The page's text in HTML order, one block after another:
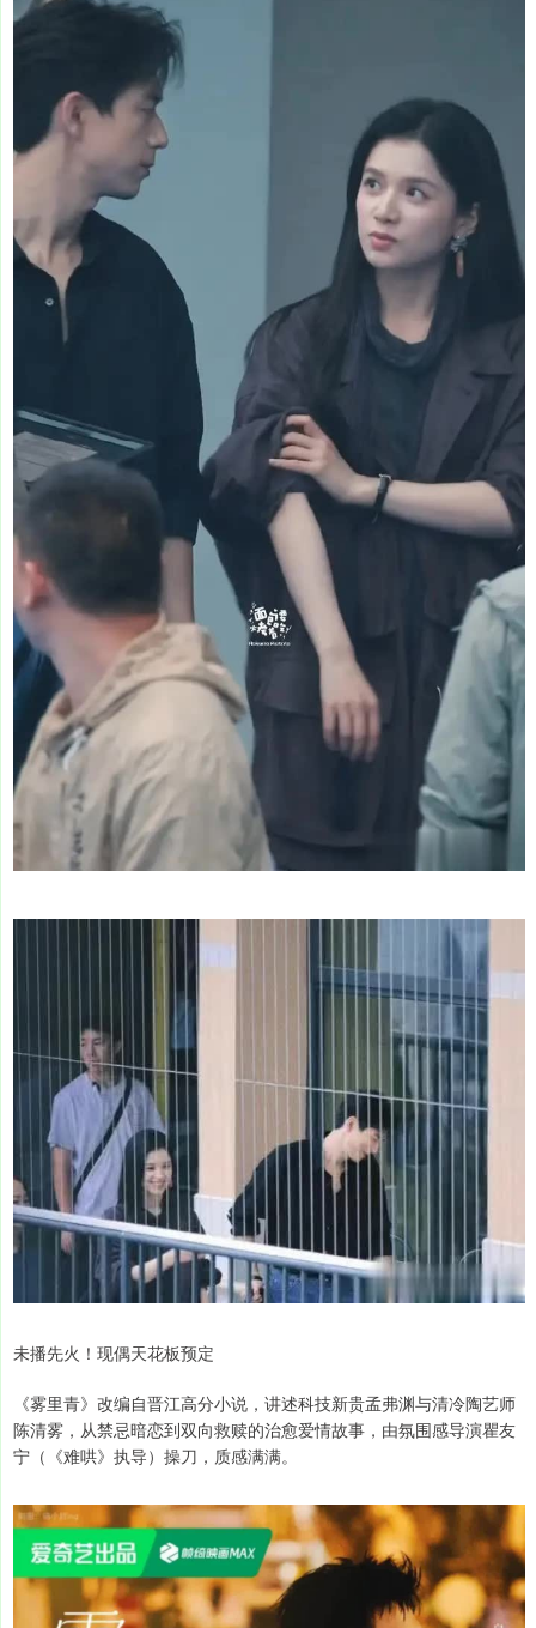
未播先火！现偶天花板预定
《雾里青》改编自晋江高分小说，讲述科技新贵孟弗渊与清冷陶艺师
陈清雾，从禁忌暗恋到双向救赎的治愈爱情故事，由氛围感导演瞿友
宁（《难哄》执导）操刀，质感满满。